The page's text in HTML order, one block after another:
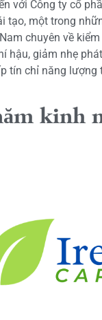
với Công ty cổ
tạo, một trong
chuyên về
hậu, giảm nhẹ
tín chỉ năng lượng
kinh